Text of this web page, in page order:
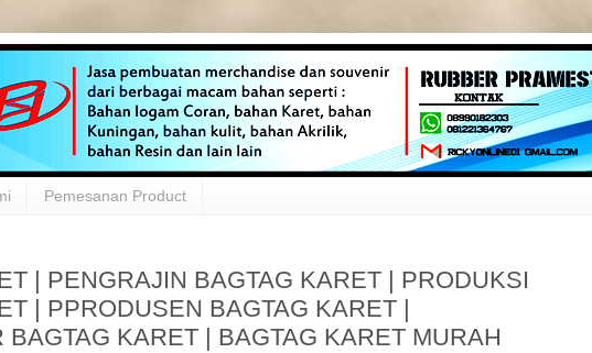
Pemesanan Product
| PENGRAJIN BAGTAG KARET | PRODUKSI
| PPRODUSEN BAGTAG KARET |
BAGTAG KARET | BAGTAG KARET MURAH